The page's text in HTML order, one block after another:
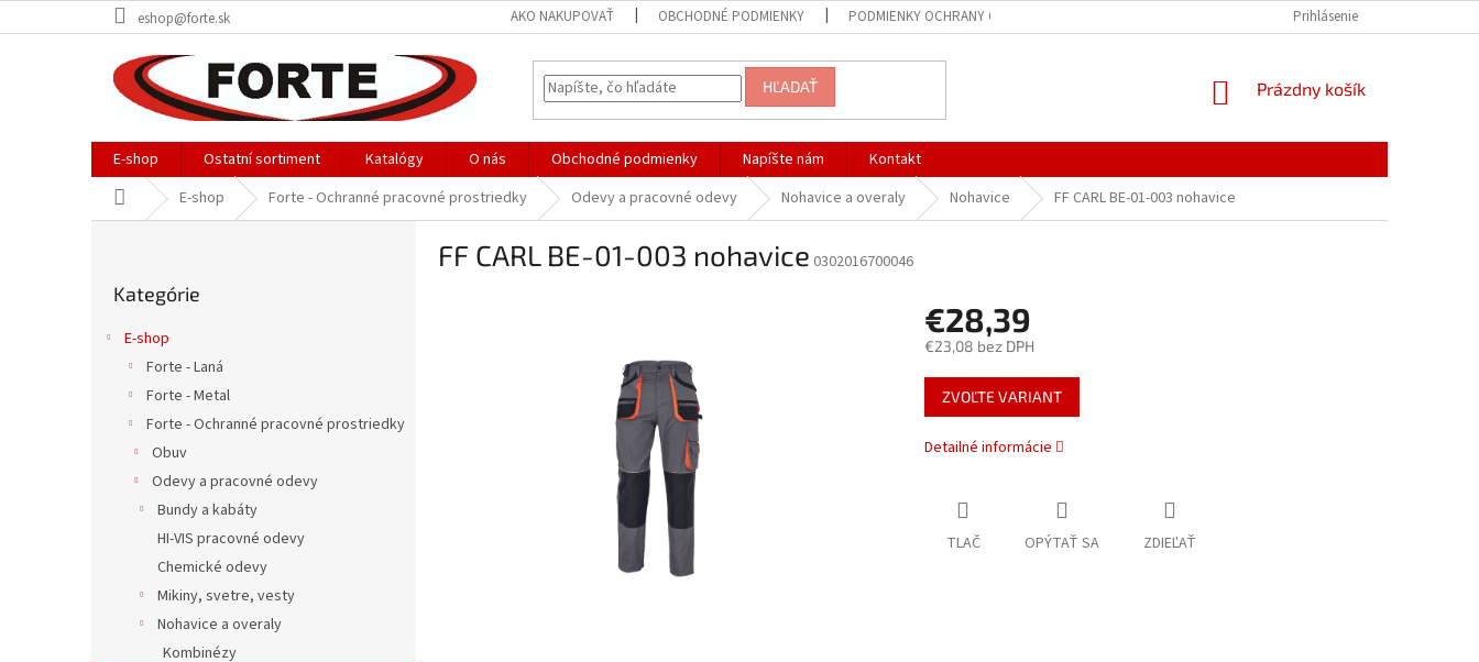
na
eshop@forte.sk AKO NAKUPOVAŤ OBCHODNÉ PODMIENKY PODMIENKY OCHRANY OSOBNÝCH ÚDAJOV Prihlásenie
HĽADAŤ
NÁKUPNÝ
Prázdny košík
E-shop Ostatní sortiment Katalógy O nás Obchodné podmienky Napíšte nám
Kontakt
DomovE-shop Forte - Ochranné pracovné prostriedky Odevy a pracovné odevy Nohavice a overaly Nohavice FF CARL BE-01-003 nohavice
kategórie
Kategórie
E-shop
Forte - Laná
Forte - Metal
Forte - Ochranné pracovné prostriedky
Obuv
Odevy a pracovné odevy
Bundy a kabáty
HI-VIS pracovné odevy
Chemické odevy
Mikiny, svetre, vesty
Nohavice a overaly
Kombinézy
FF CARL BE-01-003 nohavice 0302016700046
€28,39
€23,08 bez DPH
Jednotková
cena:
ZVOĽTE VARIANT
Detailné informácie
TLAČ OPÝTAŤ SA ZDIEĽAŤ